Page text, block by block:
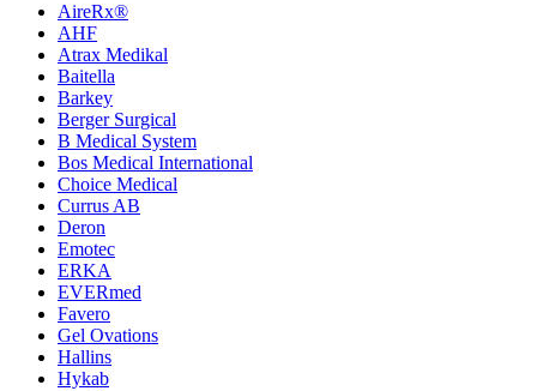
AireRx®
AHF
Atrax Medikal
Baitella
Barkey
Berger Surgical
B Medical System
Bos Medical International
Choice Medical
Currus AB
Deron
Emotec
ERKA
EVERmed
Favero
Gel Ovations
Hallins
Hykab